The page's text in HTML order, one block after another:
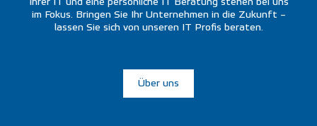
Ihrer IT und eine persönliche IT Beratung stehen bei uns
im Fokus. Bringen Sie Ihr Unternehmen in die Zukunft –
lassen Sie sich von unseren IT Profis beraten.
Über uns